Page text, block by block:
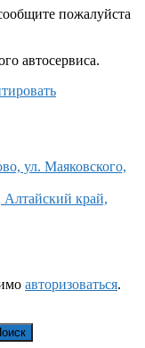
пожалуйста
автосервиса.
ул. Маяковского,
край,
авторизоваться.